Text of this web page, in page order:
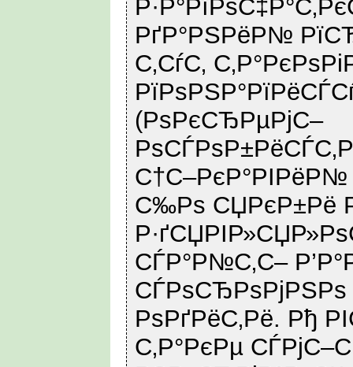
РґР°РЅРёР№
С‚СѓС‚
(РѕРєСЂРµРјС–
С‰Рѕ СЏРєР±Рё
СЃР°Р№С‚С–
РѕРґРёС‚Рё. Рђ
С‚Р°РєРµ